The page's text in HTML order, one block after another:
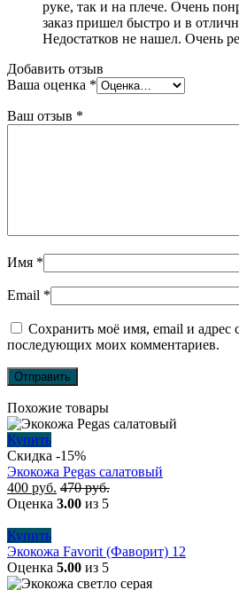
руке, так и на плече. Очень
заказ пришел быстро и в
Недостатков не нашел. Очень
Добавить отзыв
Ваша оценка *
Ваш отзыв *
Имя *
Email *
Сохранить моё имя, email и адрес
последующих моих комментариев.
Похожие товары
Купить
Скидка -15%
Экокожа Pegas салатовый
400 руб. 470руб.
Оценка 3.00 из 5
Купить
Экокожа Favorit (Фаворит) 12
Оценка 5.00 из 5